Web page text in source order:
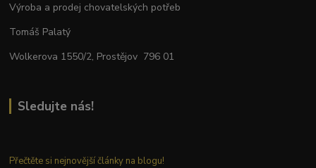
Výroba a prodej chovatelských potřeb
Tomáš Palatý
Wolkerova 1550/2, Prostějov 796 01
Sledujte nás!
Přečtěte si nejnovější články na blogu!